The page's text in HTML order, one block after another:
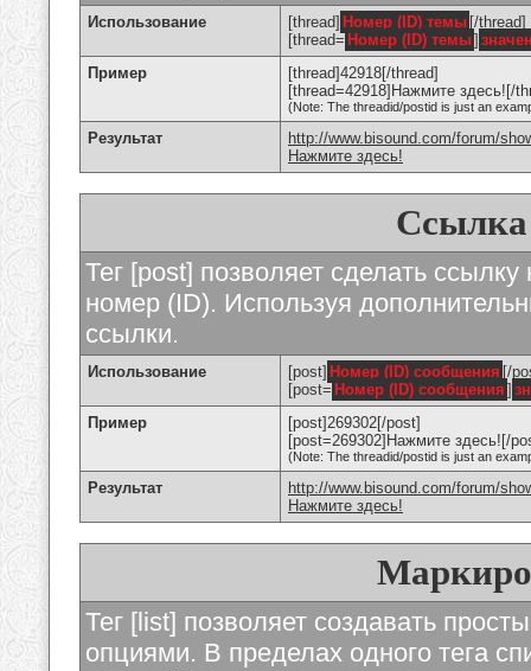
Использование [thread] Номер (ID) темы [/thread]
[thread= Номер (ID) темы]
Пример
[thread]42918[/thread]
[thread=42918]Нажмите здесь![/
(Note: The threadid/postid is just an
Результат
http://www.bisound.com/forum/
Нажмите здесь!
Ссылка
Тег [post] позволяет сделать
номер (ID). Используя
ссылки.
Использование [post] Номер (ID) сообщения [/
[post= Номер (ID) сообщения ]
Пример
[post]269302[/post]
[post=269302]Нажмите здесь![/
(Note: The threadid/postid is just an
Результат
http://www.bisound.com/forum/
Нажмите здесь!
Тег [list] позволяет создавать
опциями. В пределах одного тега